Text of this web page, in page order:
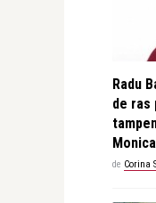
Radu
de ras
de Corina